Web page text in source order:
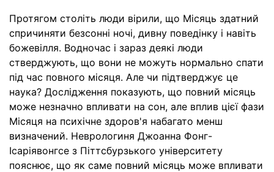
Протягом століть люди вірили, що Місяць здатний
спричиняти безсонні ночі, дивну поведінку і навіть
божевілля. Водночас і зараз деякі люди
стверджують, що вони не можуть нормально спати
під час повного місяця. Але чи підтверджує це
наука? Дослідження показують, що повний місяць
може незначно впливати на сон, але вплив цієї фази
Місяця на психічне здоров'я набагато менш
визначений. Неврологиня Джоанна Фонг-
Ісаріявонгсе з Піттсбурзького університету
пояснює, що як саме повний місяць може впливати